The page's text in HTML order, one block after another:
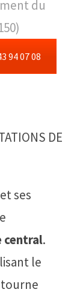
du
94 07 08
DE
ses
central.
le
tourne